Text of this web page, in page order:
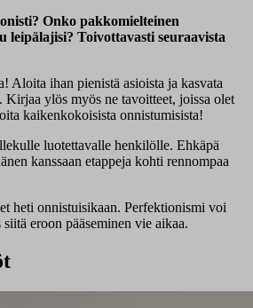
Onko pakkomielteinen
leipälajisi? Toivottavasti seuraavista
Aloita ihan pienistä asioista ja kasvata
Kirjaa ylös myös ne tavoitteet, joissa olet
kaikenkokoisista onnistumisista!
luotettavalle henkilölle. Ehkäpä
kanssaan etappeja kohti rennompaa
heti onnistuisikaan. Perfektionismi voi
eroon pääseminen vie aikaa.